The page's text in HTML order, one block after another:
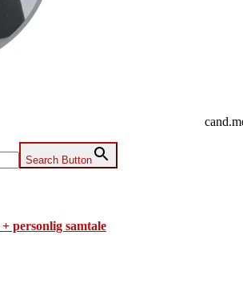
Search Button
personlig samtale